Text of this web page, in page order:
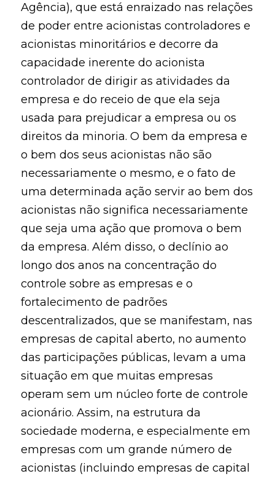
Agência), que está enraizado nas relações
de poder entre acionistas controladores e
acionistas minoritários e decorre da
capacidade inerente do acionista
controlador de dirigir as atividades da
empresa e do receio de que ela seja
usada para prejudicar a empresa ou os
direitos da minoria. O bem da empresa e
o bem dos seus acionistas não são
necessariamente o mesmo, e o fato de
uma determinada ação servir ao bem dos
acionistas não significa necessariamente
que seja uma ação que promova o bem
da empresa. Além disso, o declínio ao
longo dos anos na concentração do
controle sobre as empresas e o
fortalecimento de padrões
descentralizados, que se manifestam, nas
empresas de capital aberto, no aumento
das participações públicas, levam a uma
situação em que muitas empresas
operam sem um núcleo forte de controle
acionário. Assim, na estrutura da
sociedade moderna, e especialmente em
empresas com um grande número de
acionistas (incluindo empresas de capital